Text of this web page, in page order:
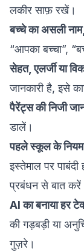
लकीर साफ़ रखें।
बच्चे का असली
“आपका बच्चा”,
सेहत, एलर्जी या
जानकारी है, इसे
पैरेंट्स की निजी
डालें।
पहले स्कूल के
इस्तेमाल पर
प्रबंधन से बात
AI का बनाया हर
की गड़बड़ी या
गुज़रे।